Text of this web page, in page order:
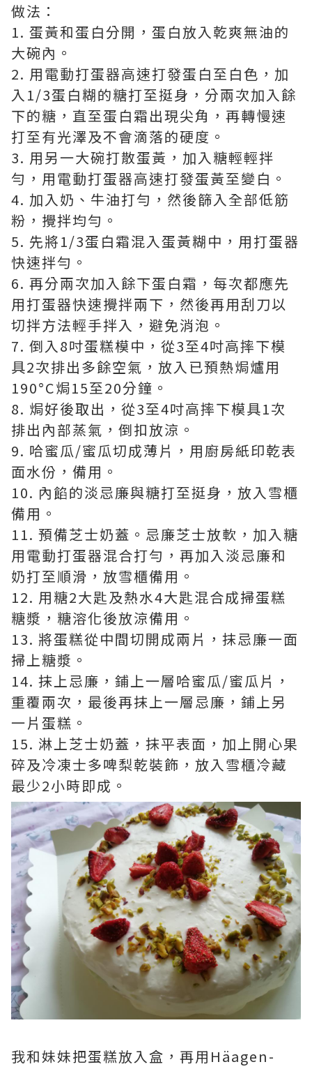
做法：
1. 蛋黃和蛋白分開，蛋白放入乾爽無油的
大碗內。
2. 用電動打蛋器高速打發蛋白至白色，加
入1/3蛋白糊的糖打至挺身，分兩次加入餘
下的糖，直至蛋白霜出現尖角，再轉慢速
打至有光澤及不會滴落的硬度。
3. 用另一大碗打散蛋黃，加入糖輕輕拌
勻，用電動打蛋器高速打發蛋黃至變白。
4. 加入奶、牛油打勻，然後篩入全部低筋
粉，攪拌均勻。
5. 先將1/3蛋白霜混入蛋黃糊中，用打蛋器
快速拌勻。
6. 再分兩次加入餘下蛋白霜，每次都應先
用打蛋器快速攪拌兩下，然後再用刮刀以
切拌方法輕手拌入，避免消泡。
7. 倒入8吋蛋糕模中，從3至4吋高摔下模
具2次排出多餘空氣，放入已預熱焗爐用
190°C焗15至20分鐘。
8. 焗好後取出，從3至4吋高摔下模具1次
排出內部蒸氣，倒扣放涼。
9. 哈蜜瓜/蜜瓜切成薄片，用廚房紙印乾表
面水份，備用。
10. 內餡的淡忌廉與糖打至挺身，放入雪櫃
備用。
11. 預備芝士奶蓋。忌廉芝士放軟，加入糖
用電動打蛋器混合打勻，再加入淡忌廉和
奶打至順滑，放雪櫃備用。
12. 用糖2大匙及熱水4大匙混合成掃蛋糕
糖漿，糖溶化後放涼備用。
13. 將蛋糕從中間切開成兩片，抹忌廉一面
掃上糖漿。
14. 抹上忌廉，鋪上一層哈蜜瓜/蜜瓜片，
重覆兩次，最後再抹上一層忌廉，鋪上另
一片蛋糕。
15. 淋上芝士奶蓋，抹平表面，加上開心果
碎及冷凍士多啤梨乾裝飾，放入雪櫃冷藏
最少2小時即成。
我和妹妹把蛋糕放入盒，再用Häagen-